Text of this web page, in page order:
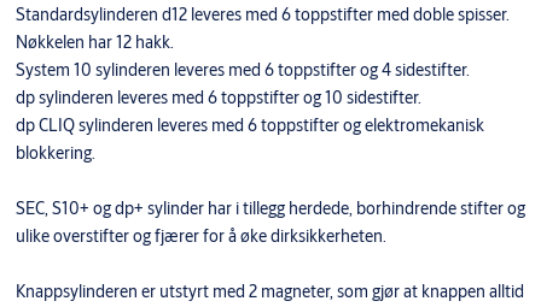
Standardsylinderen d12 leveres med 6 toppstifter med doble spisser.
Nøkkelen har 12 hakk.
System 10 sylinderen leveres med 6 toppstifter og 4 sidestifter.
dp sylinderen leveres med 6 toppstifter og 10 sidestifter.
dp CLIQ sylinderen leveres med 6 toppstifter og elektromekanisk
blokkering.
SEC, S10+ og dp+ sylinder har i tillegg herdede, borhindrende stifter og
ulike overstifter og fjærer for å øke dirksikkerheten.
Knappsylinderen er utstyrt med 2 magneter, som gjør at knappen alltid